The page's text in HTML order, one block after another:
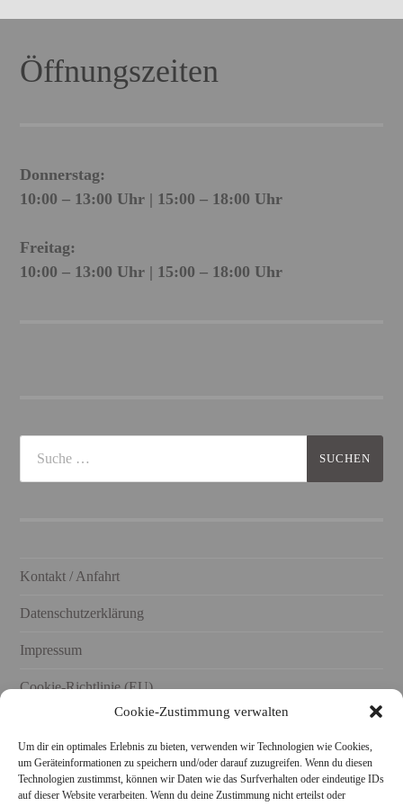
Cookie-Zustimmung verwalten
Um dir ein optimales Erlebnis zu bieten, verwenden wir Technologien wie Cookies,
um Geräteinformationen zu speichern und/oder darauf zuzugreifen. Wenn du diesen
Technologien zustimmst, können wir Daten wie das Surfverhalten oder eindeutige IDs
auf dieser Website verarbeiten. Wenn du deine Zustimmung nicht erteilst oder
Öffnungszeiten
Donnerstag:
10:00 – 13:00 Uhr | 15:00 – 18:00 Uhr
Freitag:
10:00 – 13:00 Uhr | 15:00 – 18:00 Uhr
Kontakt / Anfahrt
Datenschutzerklärung
Impressum
Cookie-Richtlinie (EU)
STARKE KERAMIK AUCH BEI FACEBOOK UND
INSTAGRAM FOLGEN!